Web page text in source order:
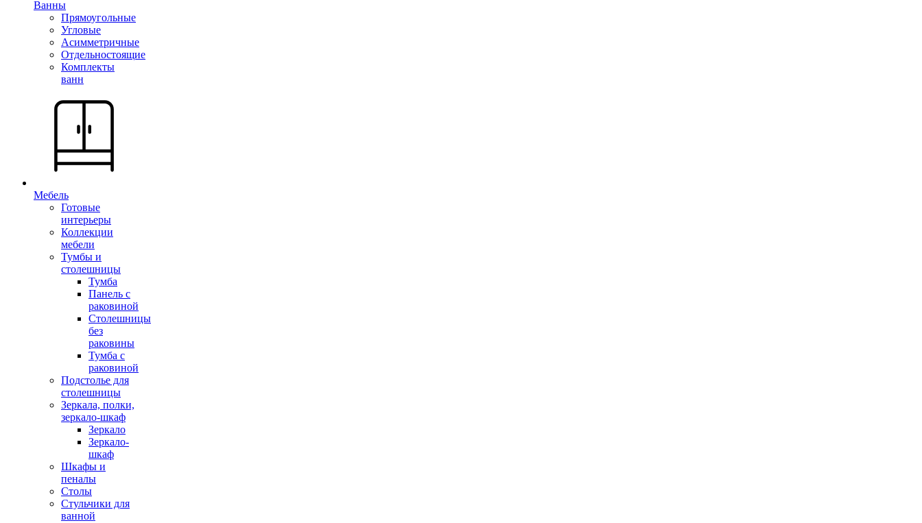
Ванны
Прямоугольные
Угловые
Асимметричные
Отдельностоящие
Комплекты
ванн
Мебель
Готовые
интерьеры
Коллекции
мебели
Тумбы и
столешницы
Тумба
Панель с
раковиной
Столешницы
без
раковины
Тумба с
раковиной
Подстолье для
столешницы
Зеркала, полки,
зеркало-шкаф
Зеркало
Зеркало-
шкаф
Шкафы и
пеналы
Столы
Стульчики для
ванной